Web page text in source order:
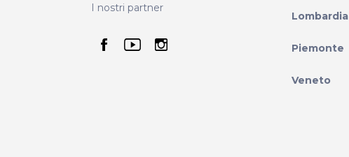
I nostri partner
seguici su facebook
seguici su youtube
seguici su instagram
Lombardia
Piemonte
Veneto